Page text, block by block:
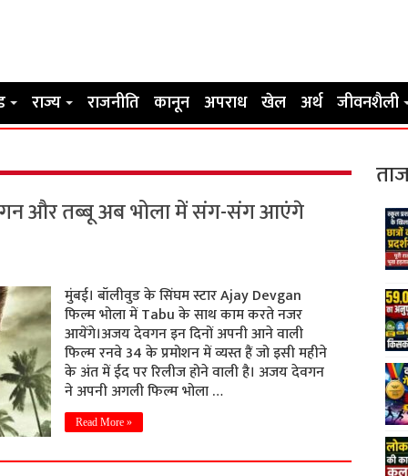
राज्य राजनीति कानून अपराध खेल अर्थ जीवनशैली
और तब्बू अब भोला में संग-संग आएंगे
मुंबई। बॉलीवुड के सिंघम स्टार Ajay Devgan
फिल्म भोला में Tabu के साथ काम करते नजर
आयेंगे।अजय देवगन इन दिनों अपनी आने वाली
फिल्म रनवे 34 के प्रमोशन में व्यस्त हैं जो इसी महीने
के अंत में ईद पर रिलीज होने वाली है। अजय देवगन
ने अपनी अगली फिल्म भोला …
Read More »